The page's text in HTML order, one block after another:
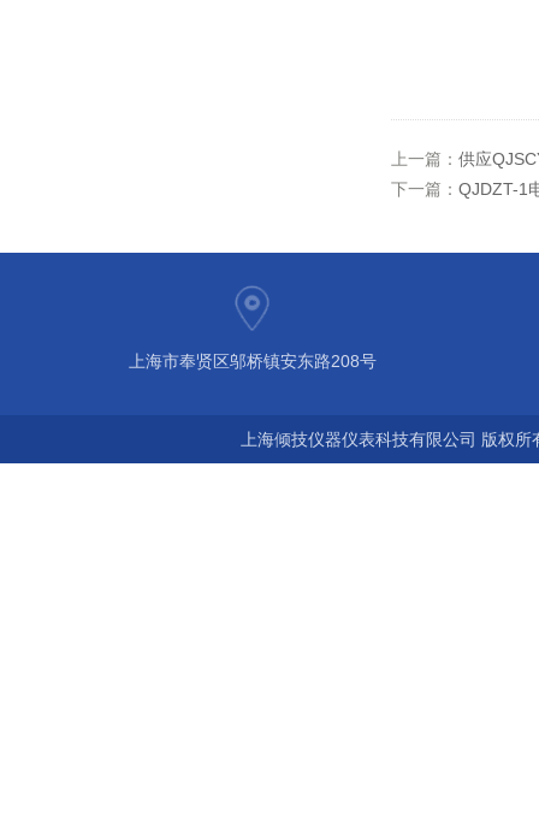
上一篇： 供应
下一篇： QJDZT-1
上海市奉贤区邬桥镇安东路208号
上海倾技仪器仪表科技有限公司 版权